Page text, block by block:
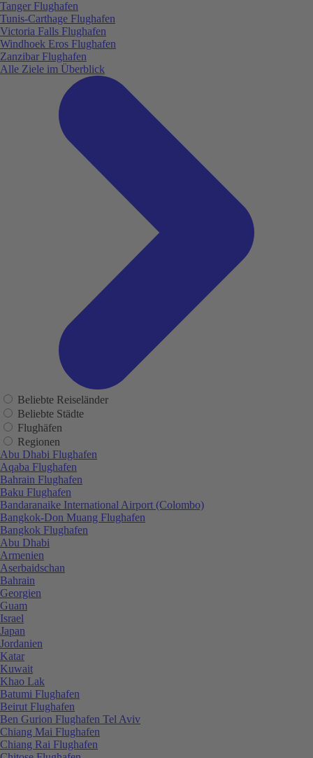
Tanger Flughafen
Tunis-Carthage Flughafen
Victoria Falls Flughafen
Windhoek Eros Flughafen
Zanzibar Flughafen
Alle Ziele im Überblick
Beliebte Reiseländer
Beliebte Städte
Flughäfen
Regionen
Abu Dhabi Flughafen
Aqaba Flughafen
Bahrain Flughafen
Baku Flughafen
Bandaranaike International Airport (Colombo)
Bangkok-Don Muang Flughafen
Bangkok Flughafen
Abu Dhabi
Armenien
Aserbaidschan
Bahrain
Georgien
Guam
Israel
Japan
Jordanien
Katar
Kuwait
Khao Lak
Batumi Flughafen
Beirut Flughafen
Ben Gurion Flughafen Tel Aviv
Chiang Mai Flughafen
Chiang Rai Flughafen